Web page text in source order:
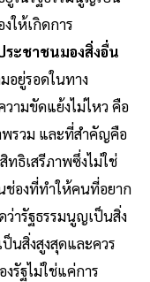
ให้เกิดการ
ระชาชนมองสิ่งอื่น
อยู่รอดในทาง
ามขัดแย้งไม่ไหว คือ
พรวม และที่สำคัญคือ
ทธิเสรีภาพซึ่งไม่ใช่
ช่องที่ทำให้คนที่อยาก
ว่ารัฐธรรมนูญเป็นสิ่ง
นสิ่งสูงสุดและควร
รัฐไม่ใช่แค่การ